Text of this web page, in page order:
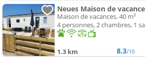
Maison de vacances, 40 m²
4 personnes, 2 chambres, 1
1.3 km 8.3/10